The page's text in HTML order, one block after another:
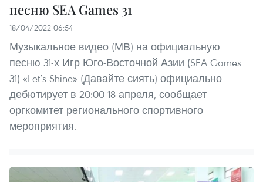
песню SEA Games 31
18/04/2022 06:54
Музыкальное видео (МВ) на официальную
песню 31-х Игр Юго-Восточной Азии (SEA Games
31) «Let’s Shine» (Давайте сиять) официально
дебютирует в 20:00 18 апреля, сообщает
оргкомитет регионального спортивного
мероприятия.